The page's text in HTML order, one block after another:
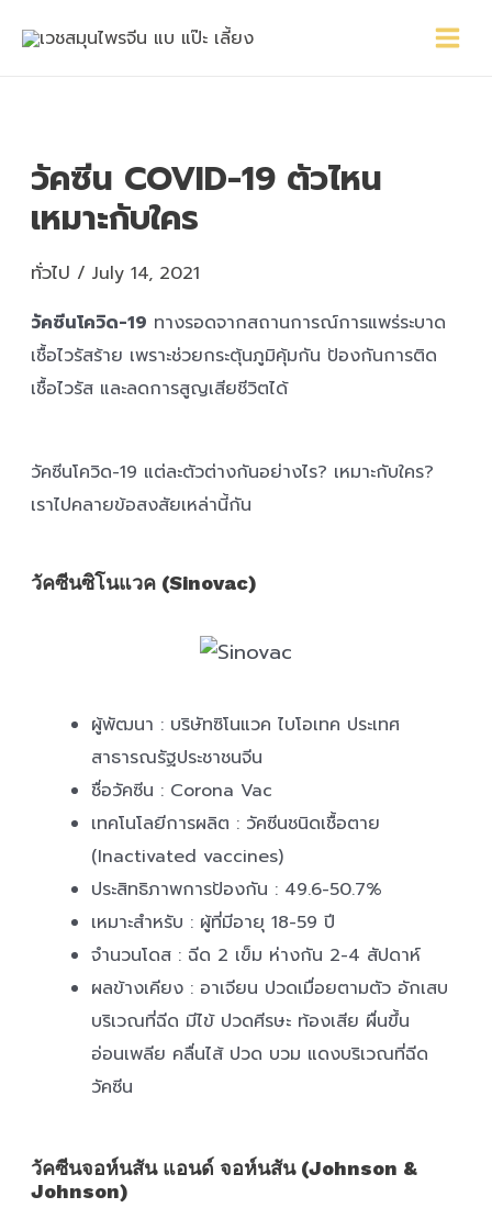
Menu
วัคซีน COVID-19 ตัวไหน
เหมาะกับใคร
ทั่วไป /July 14, 2021
วัคซีนโควิด-19 ทางรอดจากสถานการณ์การแพร่ระบาด
เชื้อไวรัสร้าย เพราะช่วยกระตุ้นภูมิคุ้มกัน ป้องกันการติด
เชื้อไวรัส และลดการสูญเสียชีวิตได้
วัคซีนโควิด-19 แต่ละตัวต่างกันอย่างไร? เหมาะกับใคร?
เราไปคลายข้อสงสัยเหล่านี้กัน
วัคซีนซิโนแวค (Sinovac)
ผู้พัฒนา : บริษัทซิโนแวค ไบโอเทค ประเทศ
สาธารณรัฐประชาชนจีน
ชื่อวัคซีน : Corona Vac
เทคโนโลยีการผลิต : วัคซีนชนิดเชื้อตาย
(Inactivated vaccines)
ประสิทธิภาพการป้องกัน : 49.6-50.7%
เหมาะสำหรับ : ผู้ที่มีอายุ 18-59 ปี
จำนวนโดส : ฉีด 2 เข็ม ห่างกัน 2-4 สัปดาห์
ผลข้างเคียง : อาเจียน ปวดเมื่อยตามตัว อักเสบ
บริเวณที่ฉีด มีไข้ ปวดศีรษะ ท้องเสีย ผื่นขึ้น
อ่อนเพลีย คลื่นไส้ ปวด บวม แดงบริเวณที่ฉีด
วัคซีน
วัคซีนจอห์นสัน แอนด์ จอห์นสัน (Johnson &
Johnson)
navigation